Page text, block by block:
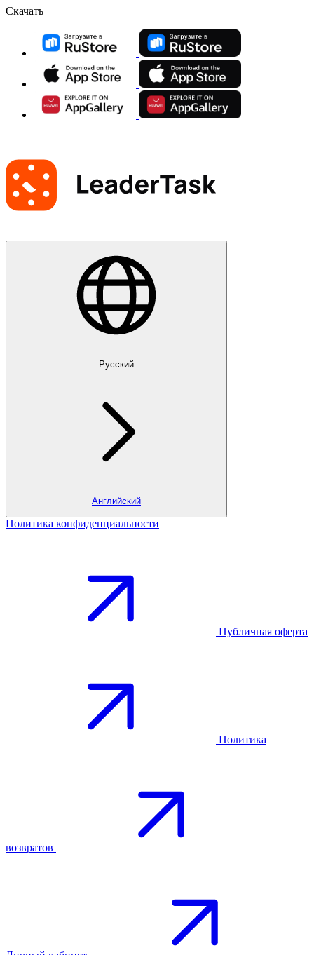
Скачать
Русский
Английский
Политика конфиденциальности
Публичная оферта
Политика
возвратов